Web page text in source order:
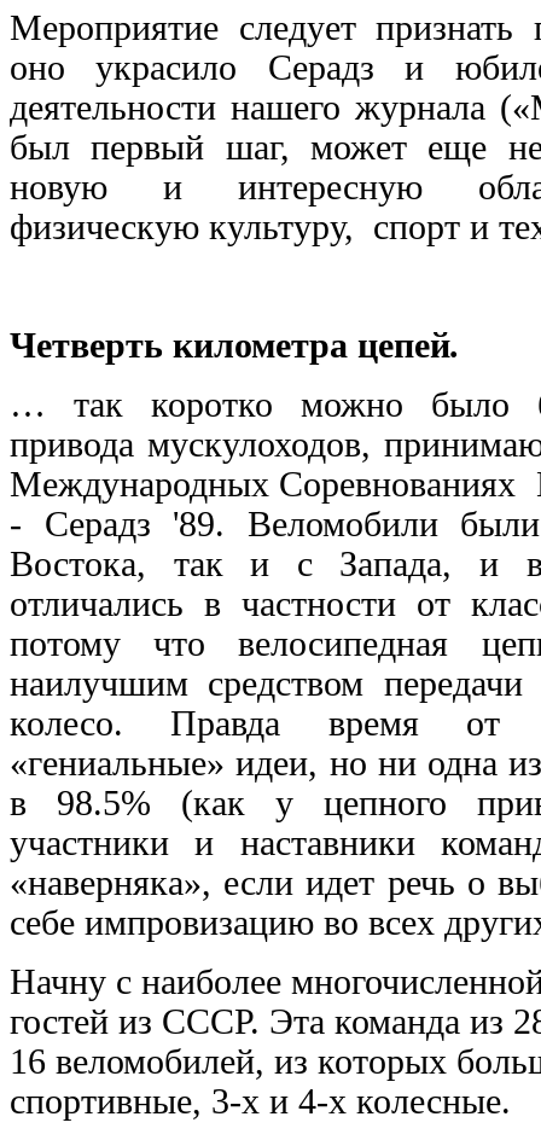
Мероприятие следует
оно украсило Серадз и
деятельности нашего журнала
был первый шаг, может еще
новую и интересную
физическую культуру, спорт и
Четверть километра цепей.
… так коротко можно было
привода мускулоходов,
Международных Соревнованиях
- Серадз '89. Веломобили
Востока, так и с Запада, и
отличались в частности от
потому что велосипедная
наилучшим средством
колесо. Правда время от
«гениальные» идеи, но ни одна
в 98.5% (как у цепного
участники и наставники
«наверняка», если идет речь о
себе импровизацию во всех
Начну с наиболее
гостей из СССР. Эта команда из
16 веломобилей, из которых
спортивные, 3-х и 4-х колесные.